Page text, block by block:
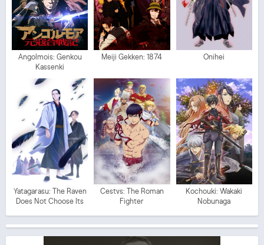
Angolmois: Genkou
Kassenki
Meiji Gekken: 1874 Onihei
Yatagarasu: The Raven
Does Not Choose Its
Cestvs: The Roman
Fighter
Kochouki: Wakaki
Nobunaga